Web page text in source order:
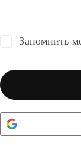
Запомнить